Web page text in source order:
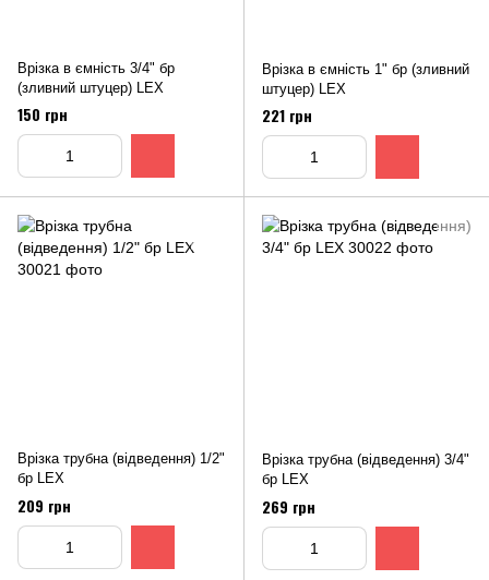
Врізка в ємність 3/4" бр
(зливний штуцер) LEX
150 грн
Врізка в ємність 1" бр (зливний
штуцер) LEX
221 грн
Врізка трубна (відведення) 1/2"
бр LEX
209 грн
Врізка трубна (відведення) 3/4"
бр LEX
269 грн